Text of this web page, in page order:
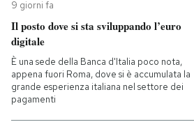
9 giorni fa
Il posto dove si sta sviluppando l’euro
digitale
È una sede della Banca d'Italia poco nota,
appena fuori Roma, dove si è accumulata la
grande esperienza italiana nel settore dei
pagamenti